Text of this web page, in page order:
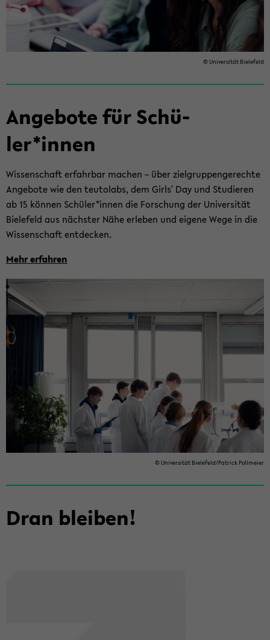
© Uni­ver­si­tät Bie­le­feld
An­ge­bo­te für Schü­
ler*innen
Wis­sen­schaft er­fahr­bar ma­chen – über ziel­grup­pen­ge­rech­te
An­ge­bo­te wie den teu­tol­abs, dem Girls' Day und Stu­die­ren
ab 15 kön­nen Schü­ler*innen die For­schung der Uni­ver­si­tät
Bie­le­feld aus nächs­ter Nähe er­le­ben und ei­ge­ne Wege in die
Wis­sen­schaft ent­de­cken.
Mehr er­fah­ren
© Uni­ver­si­tät Bie­le­feld/Pa­trick Poll­mei­er
Dran blei­ben!